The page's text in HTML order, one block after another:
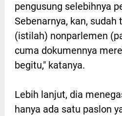
pengusung selebihnya
Sebenarnya, kan, sudah
(istilah) nonparlemen
cuma dokumennya
begitu," katanya.
Lebih lanjut, dia
hanya ada satu paslon